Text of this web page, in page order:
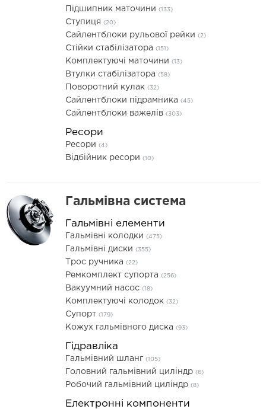
Підшипник маточини (133)
Ступиця (20)
Сайлентблоки рульової рейки (2)
Стійки стабілізатора (151)
Комплектуючі маточини (13)
Втулки стабілізатора (58)
Поворотний кулак (32)
Сайлентблоки підрамника (45)
Сайлентблоки важелів (303)
Ресори
Ресори (4)
Відбійник ресори (10)
Гальмівна система
Гальмівні елементи
Гальмівні колодки (475)
Гальмівні диски (355)
Трос ручника (22)
Ремкомплект супорта (256)
Вакуумний насос (18)
Комплектуючі колодок (32)
Супорт (179)
Кожух гальмівного диска (93)
Гідравліка
Гальмівний шланг (105)
Головний гальмівний циліндр (6)
Робочий гальмівний циліндр (8)
Електронні компоненти